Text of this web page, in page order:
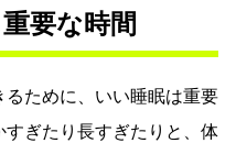
要な時間
ために、いい睡眠は重要
ぎたり長すぎたりと、体